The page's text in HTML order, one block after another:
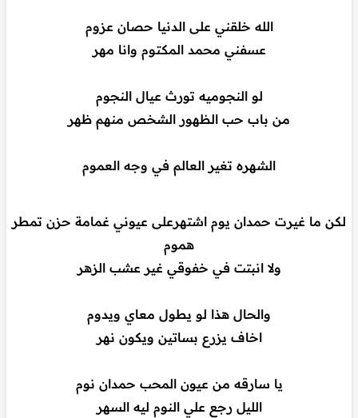
الله خلقني على الدنيا حصان عزوم
عسفني محمد المكتوم وانا مهر
لو النجوميه تورث عيال النجوم
من باب حب الظهور الشخص منهم ظهر
الشهره تغير العالم في وجه العموم
لكن ما غيرت حمدان يوم اشتهرعلى عيوني غمامة حزن تمطر
هموم
ولا انبتت في خفوقي غير عشب الزهر
والحال هذا لو يطول معاي ويدوم
اخاف يزرع بساتين ويكون نهر
يا سارقه من عيون المحب حمدان نوم
الليل رجع علي النوم ليه السهر